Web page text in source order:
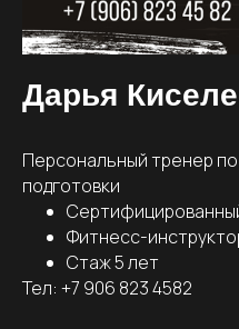
Дарья
Персональный тренер
подготовки
Фитнесс-
Стаж 5 лет
Тел: +7 906 823 4582